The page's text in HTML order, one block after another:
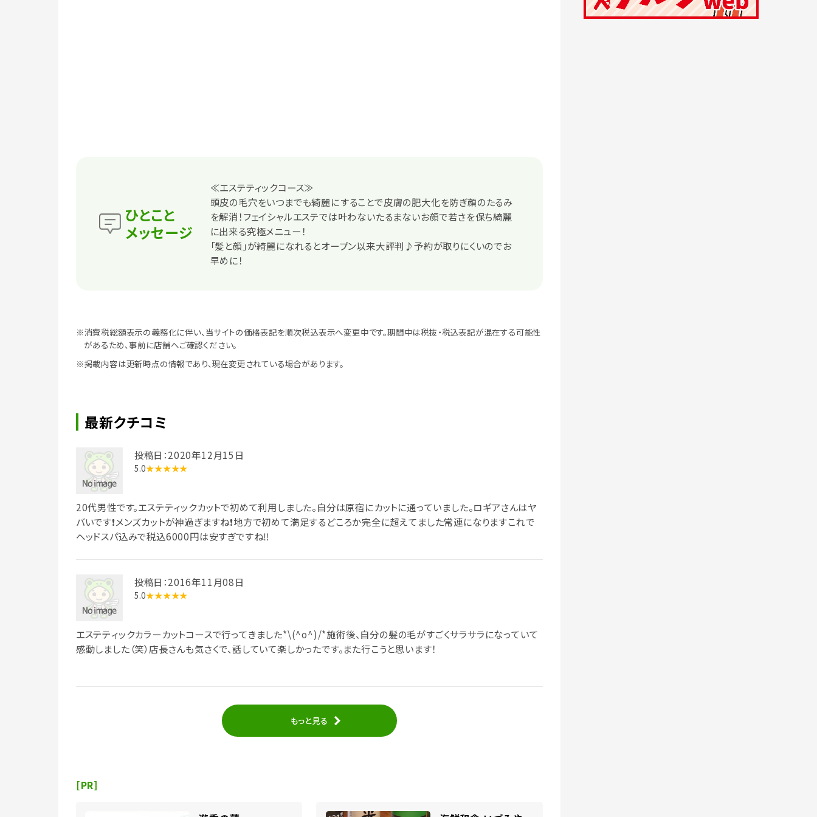
ひとこと
メッセージ
≪エステティックコース≫
頭皮の毛穴をいつまでも綺麗にすることで皮膚の肥大化を防ぎ顔のたるみ
を解消！フェイシャルエステでは叶わないたるまないお顔で若さを保ち綺麗
に出来る究極メニュー！
「髪と顔」が綺麗になれるとオープン以来大評判♪予約が取りにくいのでお
早めに！
※消費税総額表示の義務化に伴い、当サイトの価格表記を順次税込表示へ変更中です。期間中は税抜・税込表記が混在する可能性
があるため、事前に店舗へご確認ください。
※掲載内容は更新時点の情報であり、現在変更されている場合があります。
最新クチコミ
投稿日：2020年12月15日
5.0★★★★★
20代男性です。エステティックカットで初めて利用しました。自分は原宿にカットに通っていました。ロギアさんはヤ
バいです❗メンズカットが神過ぎますね❗地方で初めて満足するどころか完全に超えてました常連になりますこれで
ヘッドスパ込みで税込6000円は安すぎですね‼️
投稿日：2016年11月08日
5.0★★★★★
エステティックカラーカットコースで行ってきました*\(^o^)/*施術後、自分の髪の毛がすごくサラサラになっていて
感動しました（笑）店長さんも気さくで、話していて楽しかったです。また行こうと思います！
もっと見る
[PR]